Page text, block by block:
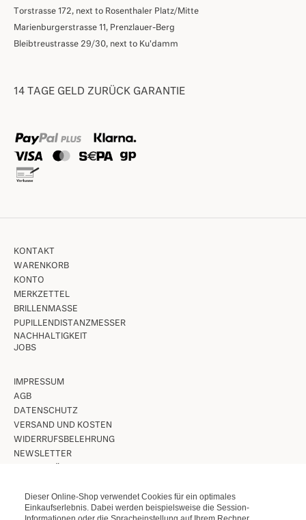
Torstrasse 172, next to Rosenthaler Platz/Mitte
Marienburgerstrasse 11, Prenzlauer-Berg
Bleibtreustrasse 29/30, next to Ku'damm
14 TAGE GELD ZURÜCK GARANTIE
KONTAKT
WARENKORB
KONTO
MERKZETTEL
BRILLENMASSE
PUPILLENDISTANZMESSER
NACHHALTIGKEIT
JOBS
IMPRESSUM
AGB
DATENSCHUTZ
VERSAND UND KOSTEN
WIDERRUFSBELEHRUNG
NEWSLETTER
VINTAGE BRILLEN
Dieser Online-Shop verwendet Cookies für ein optimales
Einkaufserlebnis. Dabei werden beispielsweise die Session-